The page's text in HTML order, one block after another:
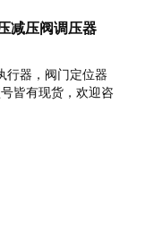
减压阀调压器
行器，阀门定位器
皆有现货，欢迎咨